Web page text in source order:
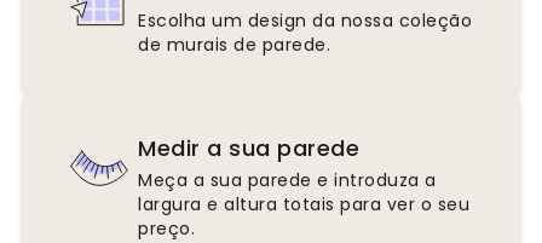
Escolha um design da nossa coleção
de murais de parede.
Medir a sua parede
Meça a sua parede e introduza a
largura e altura totais para ver o seu
preço.